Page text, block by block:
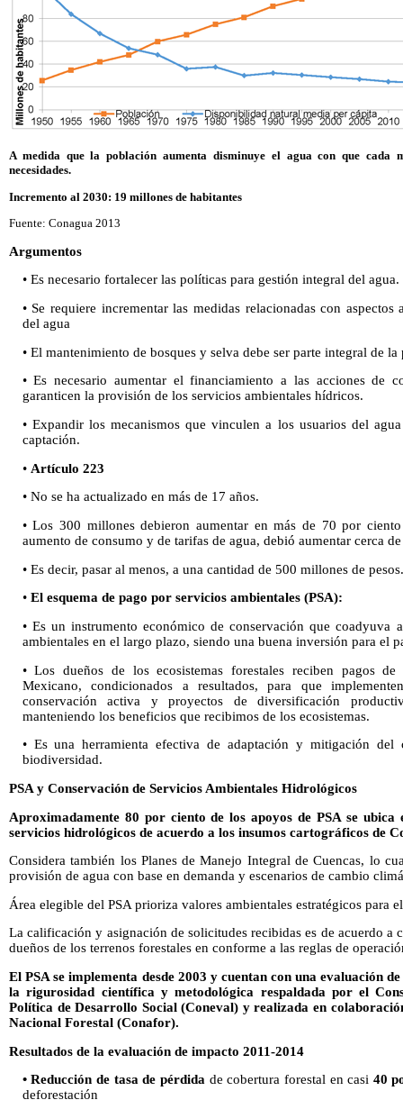
A medida que la población aumenta disminuye el agua con que cada
necesidades.
Incremento al 2030: 19 millones de habitantes
Fuente: Conagua 2013
Argumentos
• Es necesario fortalecer las políticas para gestión integral del agua.
• Se requiere incrementar las medidas relacionadas con aspectos
del agua
• El mantenimiento de bosques y selva debe ser parte integral de
• Es necesario aumentar el financiamiento a las acciones de
garanticen la provisión de los servicios ambientales hídricos.
• Expandir los mecanismos que vinculen a los usuarios del
captación.
• Artículo 223
• No se ha actualizado en más de 17 años.
• Los 300 millones debieron aumentar en más de 70 por
aumento de consumo y de tarifas de agua, debió aumentar cerca
• Es decir, pasar al menos, a una cantidad de 500 millones de pesos.
• El esquema de pago por servicios ambientales (PSA):
• Es un instrumento económico de conservación que coadyuva
ambientales en el largo plazo, siendo una buena inversión para el
• Los dueños de los ecosistemas forestales reciben pagos
Mexicano, condicionados a resultados, para que
conservación activa y proyectos de diversificación
manteniendo los beneficios que recibimos de los ecosistemas.
• Es una herramienta efectiva de adaptación y mitigación
biodiversidad.
PSA y Conservación de Servicios Ambientales Hidrológicos
Aproximadamente 80 por ciento de los apoyos de PSA se
servicios hidrológicos de acuerdo a los insumos cartográficos de
Considera también los Planes de Manejo Integral de Cuencas, lo
provisión de agua con base en demanda y escenarios de cambio
Área elegible del PSA prioriza valores ambientales estratégicos para
La calificación y asignación de solicitudes recibidas es de acuerdo a
dueños de los terrenos forestales en conforme a las reglas de
El PSA se implementa desde 2003 y cuentan con una evaluación
la rigurosidad científica y metodológica respaldada por el
Política de Desarrollo Social (Coneval) y realizada en
Nacional Forestal (Conafor).
Resultados de la evaluación de impacto 2011-2014
• Reducción de tasa de pérdida de cobertura forestal en casi 40
deforestación